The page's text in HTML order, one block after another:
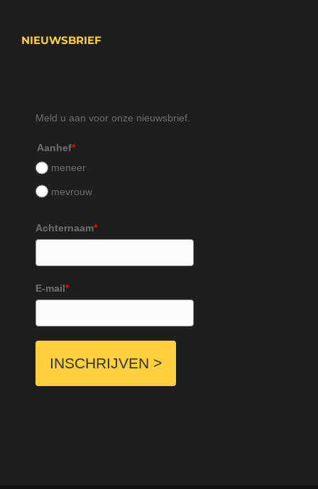
NIEUWSBRIEF
Meld u aan voor onze nieuwsbrief.
Aanhef*
meneer
mevrouw
Achternaam*
E-mail*
INSCHRIJVEN >